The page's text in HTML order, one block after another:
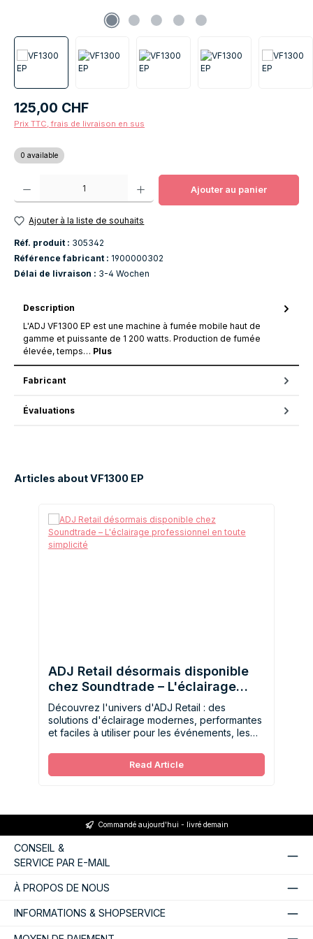
Prix régulier :
125,00 CHF
Prix TTC, frais de livraison en sus
0 available
Quantité de produit : Entrez la quantité souhaitée ou utilisez les boutons
Ajouter au panier
Ajouter à la liste de souhaits
Réf. produit : 305342
Référence fabricant : 1900000302
Délai de livraison : 3-4 Wochen
Description
L'ADJ VF1300 EP est une machine à fumée mobile haut de
gamme et puissante de 1 200 watts. Production de fumée
élevée, temps… Plus
Fabricant
Évaluations
Articles about VF1300 EP
ADJ Retail désormais disponible
chez Soundtrade – L'éclairage
professionnel en toute simplicité
Découvrez l'univers d'ADJ Retail : des
solutions d'éclairage modernes, performantes
et faciles à utiliser pour les événements, les
Soundtrade.
Read Article
Commandé aujourd'hui - livré demain
CONSEIL &
SERVICE PAR E-MAIL
À PROPOS DE NOUS
INFORMATIONS & SHOPSERVICE